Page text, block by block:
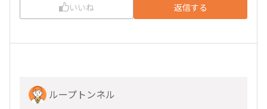
いいね 返信する
ループトンネル